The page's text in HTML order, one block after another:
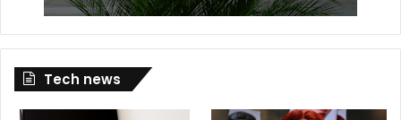
Tech news